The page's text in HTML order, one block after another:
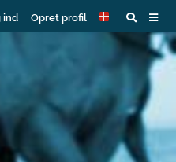
ind Opret profil